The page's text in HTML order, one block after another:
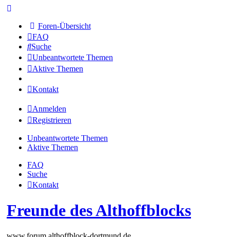
Foren-Übersicht
FAQ
Suche
Unbeantwortete Themen
Aktive Themen
Kontakt
Anmelden
Registrieren
Unbeantwortete Themen
Aktive Themen
FAQ
Suche
Kontakt
Freunde des Althoffblocks